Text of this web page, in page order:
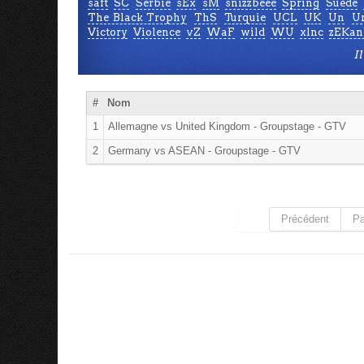
saft SC Serbie sEx sM snizzbeee Spring Suède
The Black Trophy
ThS Turquie UCL UK Un
Victory Violence vZ WaF wild WU xlnc
Il
#
Nom
1
Allemagne vs United Kingdom - Groupstage - GTV
2
Germany vs ASEAN - Groupstage - GTV
Précédent